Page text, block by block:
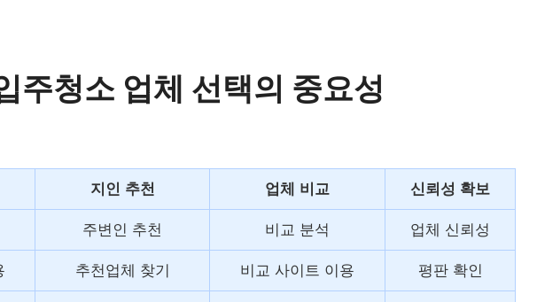
주청소 업체 선택의 중요성
지인 추천 업체 비교 신뢰성 확보
주변인 추천 비교 분석 업체 신뢰성
추천업체 찾기 비교 사이트 이용 평판 확인